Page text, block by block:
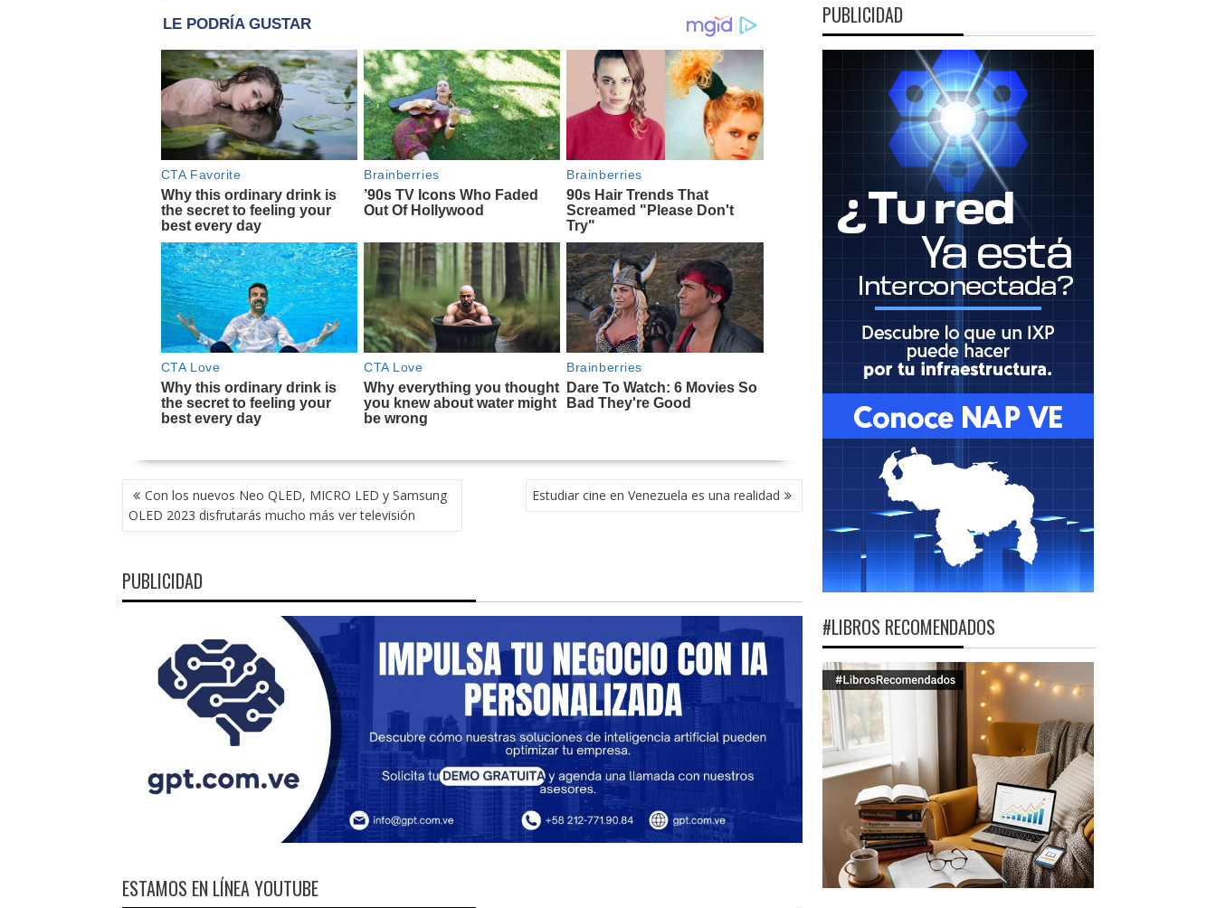
NAVEGACIÓN
DE
ENTRADAS
Con los nuevos Neo QLED, MICRO LED y Samsung
OLED 2023 disfrutarás mucho más ver televisión
Estudiar cine en Venezuela es una realidad
PUBLICIDAD
ESTAMOS EN LÍNEA YOUTUBE
PUBLICIDAD
#LIBROS RECOMENDADOS